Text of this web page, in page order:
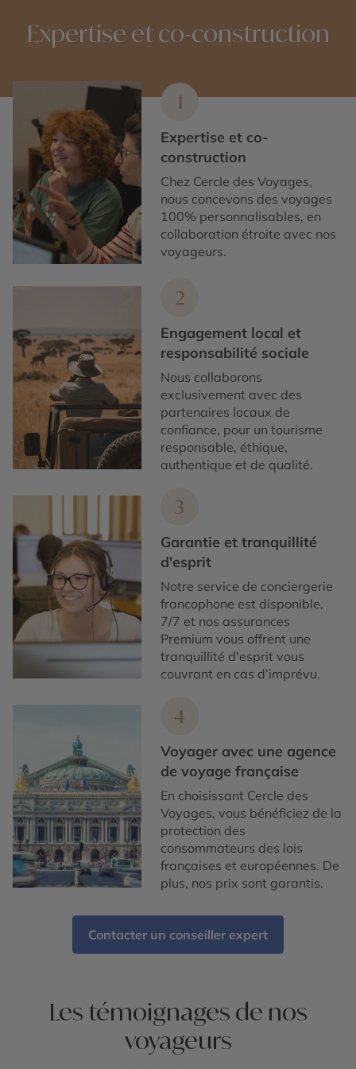
Expertise et co-construction
1
Expertise et co-
construction
Chez Cercle des Voyages,
nous concevons des voyages
100% personnalisables, en
collaboration étroite avec nos
voyageurs.
2
Engagement local et
responsabilité sociale
Nous collaborons
exclusivement avec des
partenaires locaux de
confiance, pour un tourisme
responsable, éthique,
authentique et de qualité.
3
Garantie et tranquillité
d'esprit
Notre service de conciergerie
francophone est disponible,
7/7 et nos assurances
Premium vous offrent une
tranquillité d'esprit vous
couvrant en cas d’imprévu.
4
Voyager avec une agence
de voyage française
En choisissant Cercle des
Voyages, vous bénéficiez de la
protection des
consommateurs des lois
françaises et européennes. De
plus, nos prix sont garantis.
Contacter un conseiller expert
Les témoignages de nos
voyageurs